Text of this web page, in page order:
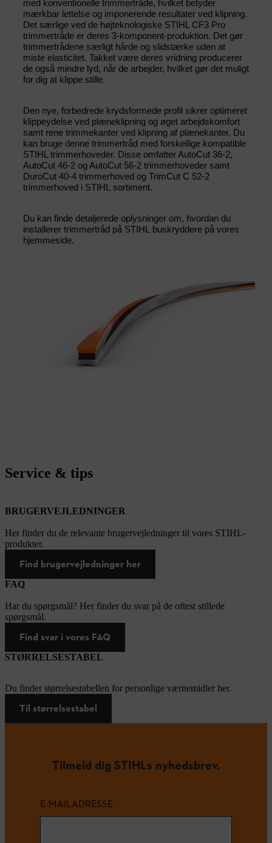
med konventionelle trimmertråde, hvilket betyder
mærkbar lettelse og imponerende resultater ved klipning.
Det særlige ved de højteknologiske STIHL CF3 Pro
trimmertråde er deres 3-komponent-produktion. Det gør
trimmertrådene særligt hårde og slidstærke uden at
miste elasticitet. Takket være deres vridning producerer
de også mindre lyd, når de arbejder, hvilket gør det muligt
for dig at klippe stille.
Den nye, forbedrede krydsformede profil sikrer optimeret
klippeydelse ved plæneklipning og øget arbejdskomfort
samt rene trimmekanter ved klipning af plænekanter. Du
kan bruge denne trimmertråd med forskellige kompatible
STIHL trimmerhoveder. Disse omfatter AutoCut 36-2,
AutoCut 46-2 og AutoCut 56-2 trimmerhoveder samt
DuroCut 40-4 trimmerhoved og TrimCut C 52-2
trimmerhoved i STIHL sortiment.
Du kan finde detaljerede oplysninger om, hvordan du
installerer trimmertråd på STIHL buskryddere på vores
hjemmeside.
Service & tips
BRUGERVEJLEDNINGER
Her finder du de relevante brugervejledninger til vores STIHL-
produkter.
Find brugervejledninger her
FAQ
Har du spørgsmål? Her finder du svar på de oftest stillede
spørgsmål.
Find svar i vores FAQ
STØRRELSESTABEL
Du finder størrelsestabellen for personlige værnemidler her.
Til størrelsestabel
Tilmeld dig STIHLs nyhedsbrev.
E-MAILADRESSE